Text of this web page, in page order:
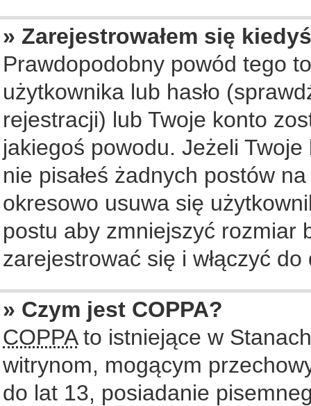
» Zarejestrowałem się
Prawdopodobny powód tego
użytkownika lub hasło
rejestracji) lub Twoje konto
jakiegoś powodu. Jeżeli
nie pisałeś żadnych postów
okresowo usuwa się
postu aby zmniejszyć rozmiar
zarejestrować się i włączyć
» Czym jest COPPA?
COPPAto istniejące w
witrynom, mogącym
do lat 13, posiadanie